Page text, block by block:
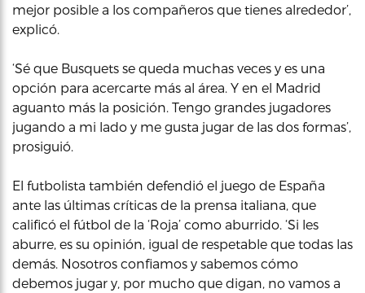
mejor posible a los compañeros que tienes alrededor’,
explicó.
‘Sé que Busquets se queda muchas veces y es una
opción para acercarte más al área. Y en el Madrid
aguanto más la posición. Tengo grandes jugadores
jugando a mi lado y me gusta jugar de las dos formas’,
prosiguió.
El futbolista también defendió el juego de España
ante las últimas críticas de la prensa italiana, que
calificó el fútbol de la ‘Roja’ como aburrido. ‘Si les
aburre, es su opinión, igual de respetable que todas las
demás. Nosotros confiamos y sabemos cómo
debemos jugar y, por mucho que digan, no vamos a